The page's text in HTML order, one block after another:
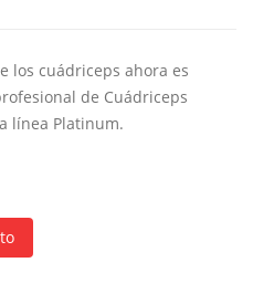
los cuádriceps ahora es
de Cuádriceps
línea Platinum.